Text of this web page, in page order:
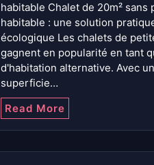
habitable Chalet de 20m² sans
habitable : une solution
écologique Les chalets de
gagnent en popularité en tant
d'habitation alternative. Avec
superficie…
Read More